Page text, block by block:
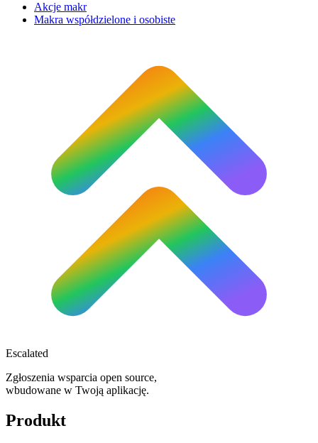
Akcje makr
Makra współdzielone i osobiste
Escalated
Zgłoszenia wsparcia open source,
wbudowane w Twoją aplikację.
Produkt